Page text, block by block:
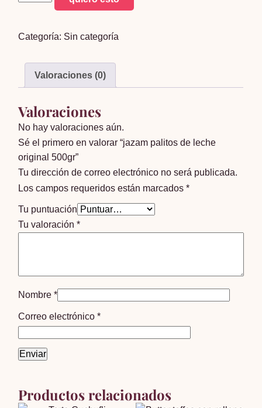
leche
Categoría: Sin categoría
Valoraciones (0)
Valoraciones
No hay valoraciones aún.
Sé el primero en valorar “jazam palitos de leche
original 500gr”
Tu dirección de correo electrónico no será publicada.
Los campos requeridos están marcados*
Tu puntuación
Tu valoración*
Nombre*
Correo electrónico*
Productos relacionados